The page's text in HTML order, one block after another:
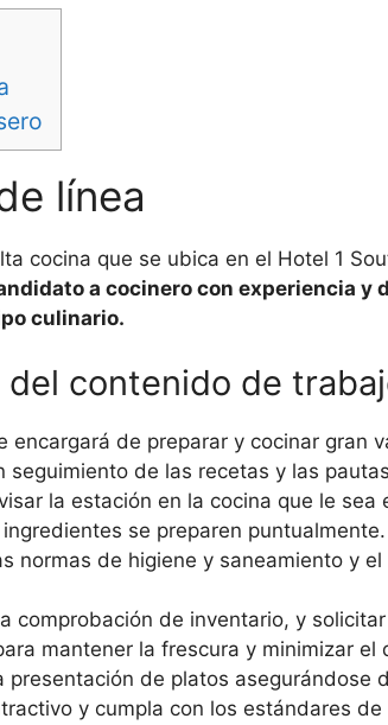
línea
cocina que se ubica en el Hotel 1
a cocinero con experiencia y
culinario.
del contenido de
encargará de preparar y cocinar gran
seguimiento de las recetas y las
la estación en la cocina que le sea
se preparen puntualmente.
normas de higiene y saneamiento y
comprobación de inventario, y
mantener la frescura y minimizar el
presentación de platos asegurándose
y cumpla con los estándares